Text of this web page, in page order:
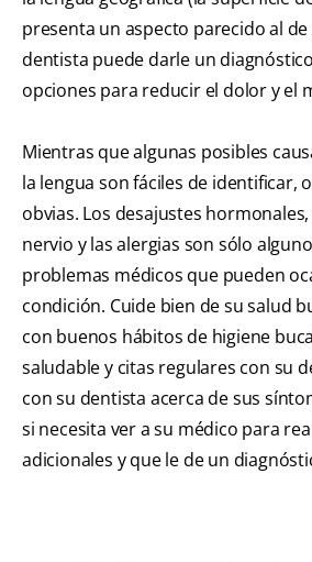
presenta un aspecto parecido al de
dentista puede darle un
opciones para reducir el dolor y el
Mientras que algunas posibles
la lengua son fáciles de identificar,
obvias. Los desajustes
nervio y las alergias son sólo
problemas médicos que pueden
condición. Cuide bien de su salud
con buenos hábitos de higiene
saludable y citas regulares con su
con su dentista acerca de sus
si necesita ver a su médico para
adicionales y que le de un